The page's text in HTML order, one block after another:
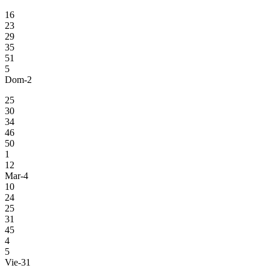
16
23
29
35
51
5
Dom-2
25
30
34
46
50
1
12
Mar-4
10
24
25
31
45
4
5
Vie-31